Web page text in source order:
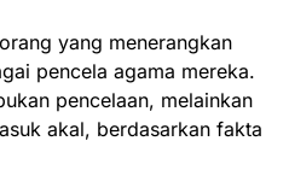
yang menerangkan
pencela agama mereka.
pencelaan, melainkan
akal, berdasarkan fakta